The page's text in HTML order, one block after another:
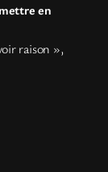
en
raison »,